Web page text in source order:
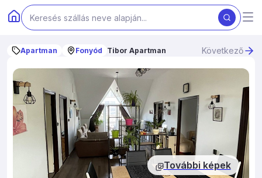
Apartman Fonyód Tibor Apartman Következő
További képek